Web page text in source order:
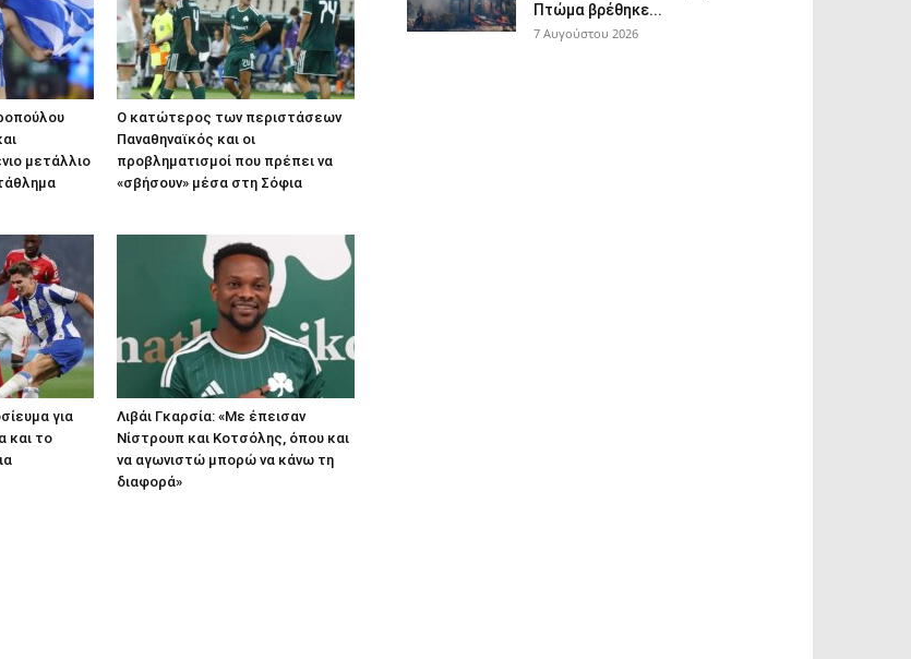
μετάλλιο
Ο κατώτερος των περιστάσεων
Παναθηναϊκός και οι
προβληματισμοί που πρέπει να
«σβήσουν» μέσα στη Σόφια
για
και το
Λιβάι Γκαρσία: «Με έπεισαν
Νίστρουπ και Κοτσόλης, όπου και
να αγωνιστώ μπορώ να κάνω τη
διαφορά»
Πτώμα βρέθηκε...
7 Αυγούστου 2026